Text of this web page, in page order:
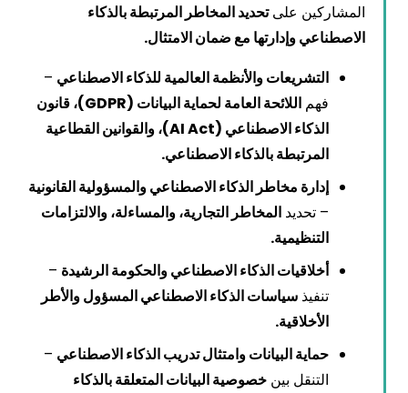
المشاركين علىتحديد المخاطر المرتبطة بالذكاء
الاصطناعي وإدارتها مع ضمان الامتثال.
التشريعات والأنظمة العالمية للذكاء الاصطناعي –
فهم
اللائحة العامة لحماية البيانات (GDPR)، قانون
الذكاء الاصطناعي (AI Act)، والقوانين القطاعية
المرتبطة بالذكاء الاصطناعي.
إدارة مخاطر الذكاء الاصطناعي والمسؤولية القانونية
– تحديد المخاطر التجارية، والمساءلة، والالتزامات
التنظيمية.
أخلاقيات الذكاء الاصطناعي والحكومة الرشيدة –
تنفيذ سياسات الذكاء الاصطناعي المسؤول والأطر
الأخلاقية.
حماية البيانات وامتثال تدريب الذكاء الاصطناعي –
التنقل بين خصوصية البيانات المتعلقة بالذكاء